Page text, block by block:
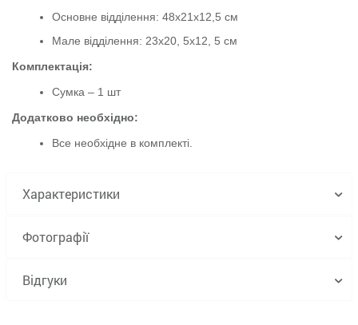
Основне відділення: 48х21х12,5 см
Мале відділення: 23х20, 5х12, 5 см
Комплектація:
Сумка – 1 шт
Додатково необхідно:
Все необхідне в комплекті.
Характеристики
Фотографії
Відгуки